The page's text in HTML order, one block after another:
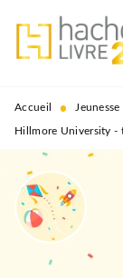
MENU
PIED DE PAGE
Accueil • Jeunesse
Hillmore University -